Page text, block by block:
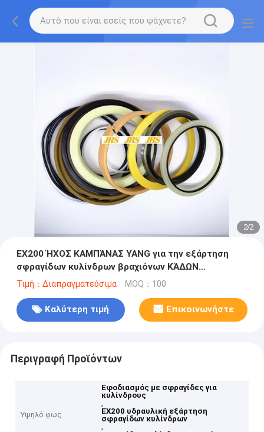
2/2
EX200 ΉΧΟΣ ΚΑΜΠΆΝΑΣ YANG για την εξάρτηση
σφραγίδων κυλίνδρων βραχιόνων ΚΆΔΩΝ
ΒΡΑΧΙΌΝΩΝ Hitachi
Τιμή：Διαπραγματεύσιμα MOQ：100
Καλύτερη τιμή Επικοινωνήστε
Περιγραφή Προϊόντων
Υψηλό φως
Εφοδιασμός με σφραγίδες για
κυλίνδρους
,
EX200 υδραυλική εξάρτηση
σφραγίδων κυλίνδρων
,